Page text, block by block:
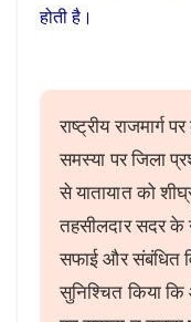
होती है।
राष्ट्रीय राजमार्ग
समस्या पर जिला
से यातायात को
तहसीलदार सदर के
सफाई और संबंधित
सुनिश्चित किया